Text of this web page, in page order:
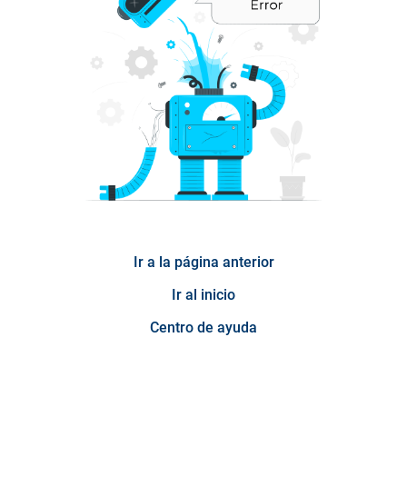
Ir a la página anterior
Ir al inicio
Centro de ayuda